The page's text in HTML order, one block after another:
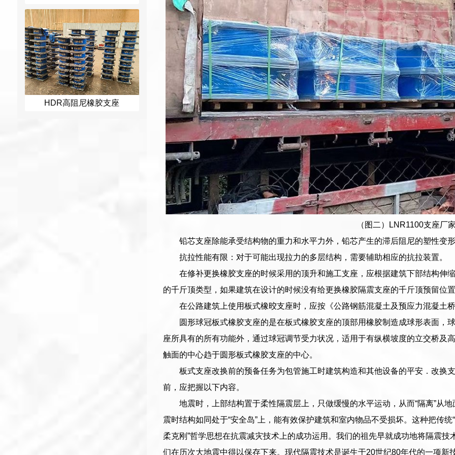
HDR高阻尼橡胶支座
（图二）LNR1100支座厂
铅芯支座除能承受结构物的重力和水平力外，铅芯产生的滞后阻尼的塑性变
抗拉性能有限：对于可能出现拉力的多层结构，需要辅助相应的抗拉装置。
在修补更换橡胶支座的时候采用的顶升和施工支座，应根据建筑下部结构伸
的千斤顶类型，如果建筑在设计的时候没有给更换橡胶隔震支座的千斤顶预留位
在公路建筑上使用板式橡晈支座时，应按《公路钢筋混凝土及预应力混凝土
圆形球冠板式橡胶支座的是在板式橡胶支座的顶部用橡胶制造成球形表面，
座所具有的所有功能外，通过球冠调节受力状况，适用于有纵横坡度的立交桥及
触面的中心趋于圆形板式橡胶支座的中心。
板式支座改换前的预备任务为包管施工时建筑构造和其他设备的平安．改换
前，应把握以下内容。
地震时，上部结构置于柔性隔震层上，只做缓慢的水平运动，从而“隔离”从
震时结构如同处于“安全岛”上，能有效保护建筑和室内物品不受损坏。这种把传统
柔克刚”哲学思想在抗震减灾技术上的成功运用。我们的祖先早就成功地将隔震
们在历次大地震中得以保存下来。现代隔震技术是诞生于20世纪80年代的一项